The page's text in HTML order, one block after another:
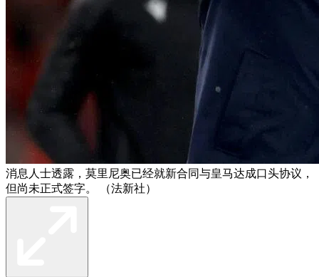
消息人士透露，莫里尼奥已经就新合同与皇马达成口头协议，
但尚未正式签字。 （法新社）